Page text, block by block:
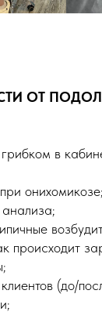
ОТ
в
онихомикозе;
происходит
(до/